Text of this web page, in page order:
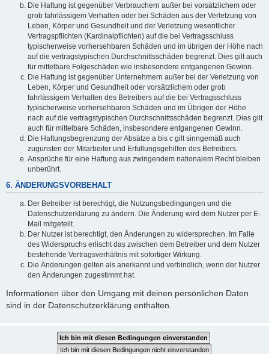
Die Haftung ist gegenüber Verbrauchern außer bei vorsätzlichem oder
grob fahrlässigem Verhalten oder bei Schäden aus der Verletzung von
Leben, Körper und Gesundheit und der Verletzung wesentlicher
Vertragspflichten (Kardinalpflichten) auf die bei Vertragsschluss
typischerweise vorhersehbaren Schäden und im übrigen der Höhe nach
auf die vertragstypischen Durchschnittsschäden begrenzt. Dies gilt auch
für mittelbare Folgeschäden wie insbesondere entgangenen Gewinn.
Die Haftung ist gegenüber Unternehmern außer bei der Verletzung von
Leben, Körper und Gesundheit oder vorsätzlichem oder grob
fahrlässigem Verhalten des Betreibers auf die bei Vertragsschluss
typischerweise vorhersehbaren Schäden und im Übrigen der Höhe
nach auf die vertragstypischen Durchschnittsschäden begrenzt. Dies gilt
auch für mittelbare Schäden, insbesondere entgangenen Gewinn.
Die Haftungsbegrenzung der Absätze a bis c gilt sinngemäß auch
zugunsten der Mitarbeiter und Erfüllungsgehilfen des Betreibers.
Ansprüche für eine Haftung aus zwingendem nationalem Recht bleiben
unberührt.
6. ÄNDERUNGSVORBEHALT
Der Betreiber ist berechtigt, die Nutzungsbedingungen und die
Datenschutzerklärung zu ändern. Die Änderung wird dem Nutzer per E-
Mail mitgeteilt.
Der Nutzer ist berechtigt, den Änderungen zu widersprechen. Im Falle
des Widerspruchs erlischt das zwischen dem Betreiber und dem Nutzer
bestehende Vertragsverhältnis mit sofortiger Wirkung.
Die Änderungen gelten als anerkannt und verbindlich, wenn der Nutzer
den Änderungen zugestimmt hat.
Informationen über den Umgang mit deinen persönlichen Daten
sind in der Datenschutzerklärung enthalten.